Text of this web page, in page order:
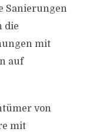
Sanierungen
die
mit
auf
von
mit